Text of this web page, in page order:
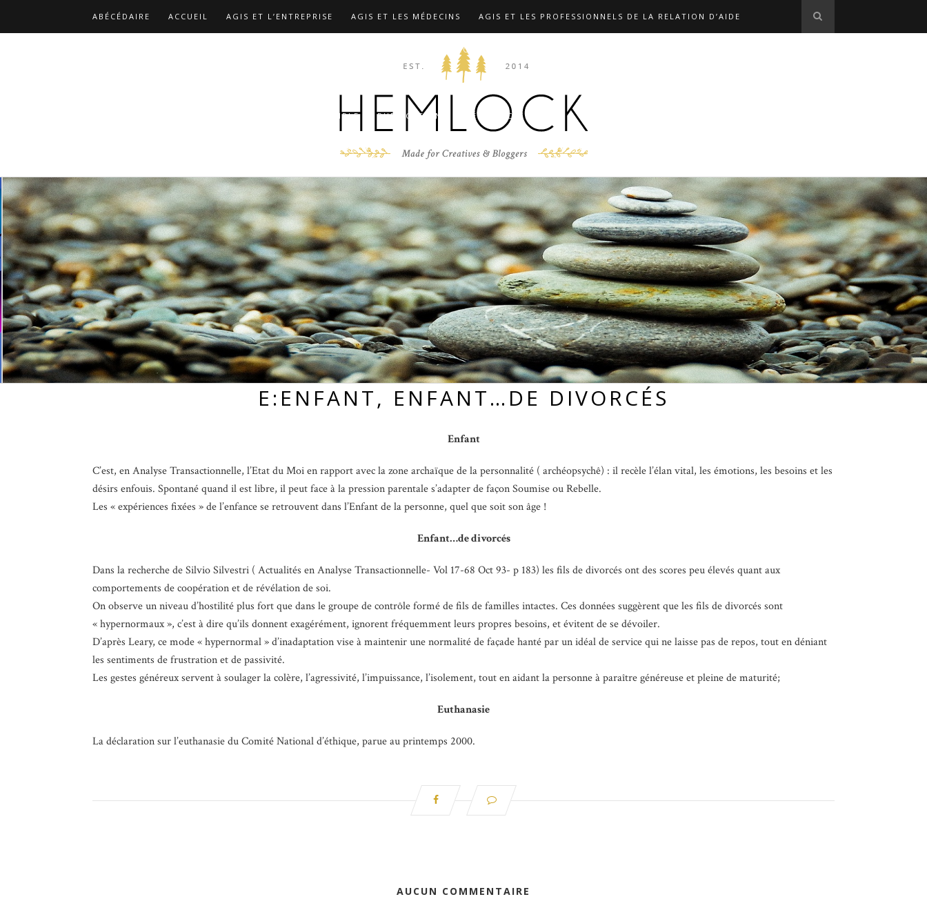
ABÉCÉDAIRE ACCUEIL AGIS ET L’ENTREPRISE AGIS ET LES MÉDECINS AGIS ET LES PROFESSIONNELS DE LA RELATION D’AIDE
CONTACT
MIEUX CONNAÎTRE LE DR CHRISTOPHE MARX
PAGE D’EXEMPLE PUBLICATIONS RÉFÉRENCES
E:ENFANT, ENFANT…DE DIVORCÉS
Enfant
C’est, en Analyse Transactionnelle, l’Etat du Moi en rapport avec la zone archaïque de la personnalité ( archéopsychê) : il recèle l’élan vital, les émotions, les besoins et les
désirs enfouis. Spontané quand il est libre, il peut face à la pression parentale s’adapter de façon Soumise ou Rebelle.
Les « expériences fixées » de l’enfance se retrouvent dans l’Enfant de la personne, quel que soit son âge !
Enfant…de divorcés
Dans la recherche de Silvio Silvestri ( Actualités en Analyse Transactionnelle- Vol 17-68 Oct 93- p 183) les fils de divorcés ont des scores peu élevés quant aux
comportements de coopération et de révélation de soi.
On observe un niveau d’hostilité plus fort que dans le groupe de contrôle formé de fils de familles intactes. Ces données suggèrent que les fils de divorcés sont
« hypernormaux », c’est à dire qu’ils donnent exagérément, ignorent fréquemment leurs propres besoins, et évitent de se dévoiler.
D’après Leary, ce mode « hypernormal » d’inadaptation vise à maintenir une normalité de façade hanté par un idéal de service qui ne laisse pas de repos, tout en déniant
les sentiments de frustration et de passivité.
Les gestes généreux servent à soulager la colère, l’agressivité, l’impuissance, l’isolement, tout en aidant la personne à paraître généreuse et pleine de maturité;
Euthanasie
La déclaration sur l’euthanasie du Comité National d’éthique, parue au printemps 2000.
AUCUN COMMENTAIRE